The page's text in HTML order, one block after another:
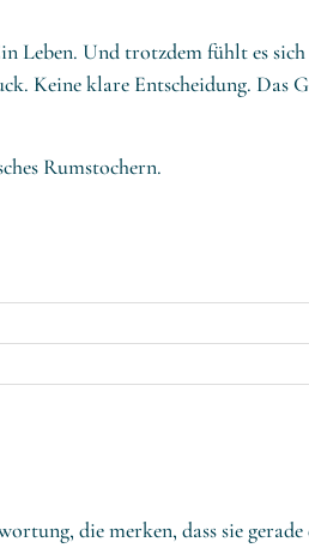
Leben. Und trotzdem fühlt es sich
Keine klare Entscheidung. Das
Rumstochern.
die merken, dass sie